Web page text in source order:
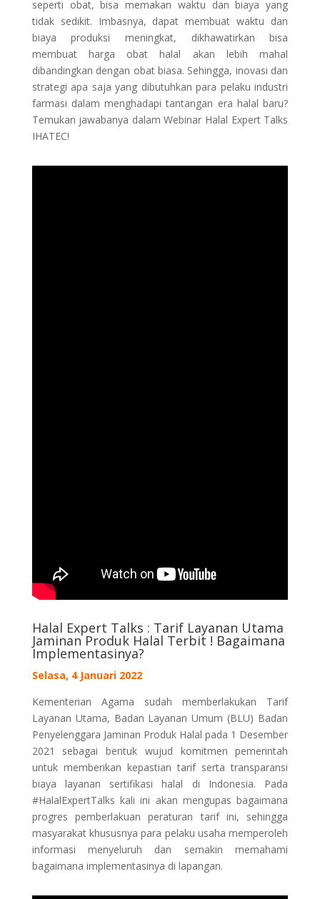
seperti obat, bisa memakan waktu dan biaya yang
tidak sedikit. Imbasnya, dapat membuat waktu dan
biaya produksi meningkat, dikhawatirkan bisa
membuat harga obat halal akan lebih mahal
dibandingkan dengan obat biasa. Sehingga, inovasi dan
strategi apa saja yang dibutuhkan para pelaku industri
farmasi dalam menghadapi tantangan era halal baru?
Temukan jawabanya dalam Webinar Halal Expert Talks
IHATEC!
Halal Expert Talks : Tarif Layanan Utama
Jaminan Produk Halal Terbit ! Bagaimana
Implementasinya?
Selasa, 4 Januari 2022
Kementerian Agama sudah memberlakukan Tarif
Layanan Utama, Badan Layanan Umum (BLU) Badan
Penyelenggara Jaminan Produk Halal pada 1 Desember
2021 sebagai bentuk wujud komitmen pemerintah
untuk memberikan kepastian tarif serta transparansi
biaya layanan sertifikasi halal di Indonesia. Pada
#HalalExpertTalks kali ini akan mengupas bagaimana
progres pemberlakuan peraturan tarif ini, sehingga
masyarakat khususnya para pelaku usaha memperoleh
informasi menyeluruh dan semakin memahami
bagaimana implementasinya di lapangan.